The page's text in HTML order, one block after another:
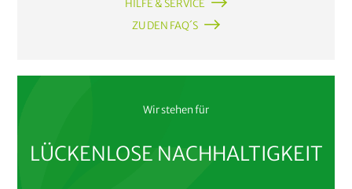
HILFE & SERVICE
ZU DEN FAQ´S
Wir stehen für
LÜCKENLOSE NACHHALTIGKEIT